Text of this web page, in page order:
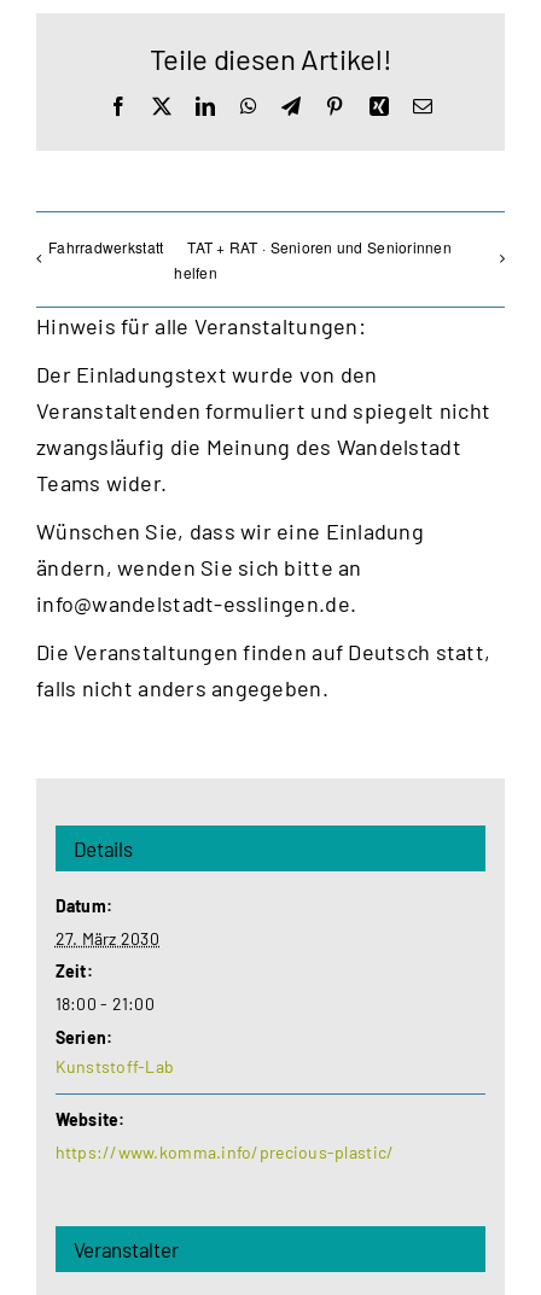
Teile diesen Artikel!
Facebook LinkedInWhatsApp
TelegramPinterestXingE-
Fahrradwerkstatt
TAT + RAT · Senioren und Seniorinnen
helfen
Hinweis für alle Veranstaltungen:
Der Einladungstext wurde von den
Veranstaltenden formuliert und spiegelt nicht
zwangsläufig die Meinung des Wandelstadt
Teams wider.
Wünschen Sie, dass wir eine Einladung
ändern, wenden Sie sich bitte an
info@wandelstadt-esslingen.de.
Die Veranstaltungen finden auf Deutsch statt,
falls nicht anders angegeben.
Details
Datum:
27. März 2030
Zeit:
18:00 - 21:00
Serien:
Kunststoff-Lab
Website:
https://www.komma.info/precious-plastic/
Veranstalter